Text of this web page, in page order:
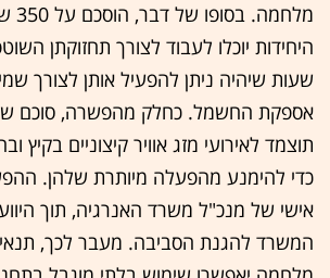
שעות שיהיה ניתן להפעיל אותן לצורך
אספקת החשמל. כחלק מהפשרה, סוכם
תוצמד לאירועי מזג אוויר קיצוניים בקיץ
כדי להימנע מהפעלה מיותרת שלהן.
אישי של מנכ"ל משרד האנרגיה, תוך
המשרד להגנת הסביבה. מעבר לכך, תנאי